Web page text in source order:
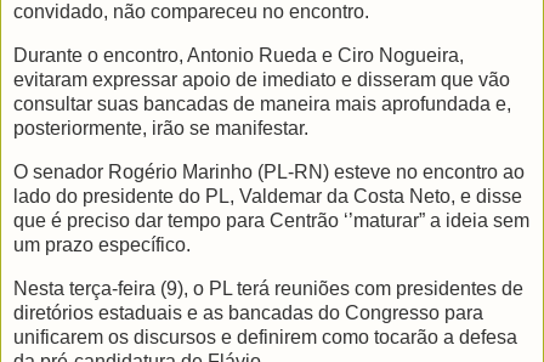
convidado, não compareceu no encontro.
Durante o encontro, Antonio Rueda e Ciro Nogueira,
evitaram expressar apoio de imediato e disseram que vão
consultar suas bancadas de maneira mais aprofundada e,
posteriormente, irão se manifestar.
O senador Rogério Marinho (PL-RN) esteve no encontro ao
lado do presidente do PL, Valdemar da Costa Neto, e disse
que é preciso dar tempo para Centrão ‘’maturar” a ideia sem
um prazo específico.
Nesta terça-feira (9), o PL terá reuniões com presidentes de
diretórios estaduais e as bancadas do Congresso para
unificarem os discursos e definirem como tocarão a defesa